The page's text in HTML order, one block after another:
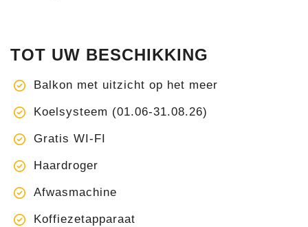
TOT UW BESCHIKKING
Balkon met uitzicht op het meer
Koelsysteem (01.06-31.08.26)
Gratis WI-FI
Haardroger
Afwasmachine
Koffiezetapparaat